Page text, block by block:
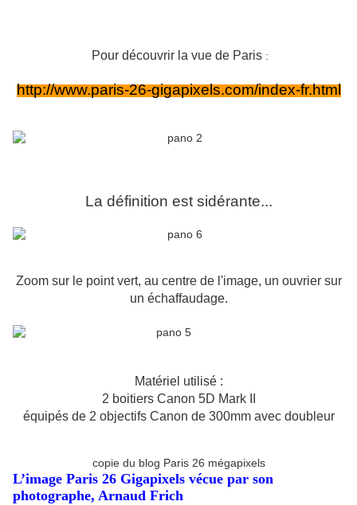
Pour découvrir la vue de Paris :
http://www.paris-26-gigapixels.com/index-fr.html
La définition est sidérante...
Zoom sur le point vert, au centre de l'image, un ouvrier sur
un échaffaudage.
Matériel utilisé :
2 boitiers Canon 5D Mark II
équipés de 2 objectifs Canon de 300mm avec doubleur
copie du blog Paris 26 mégapixels
L’image Paris 26 Gigapixels vécue par son
photographe, Arnaud Frich